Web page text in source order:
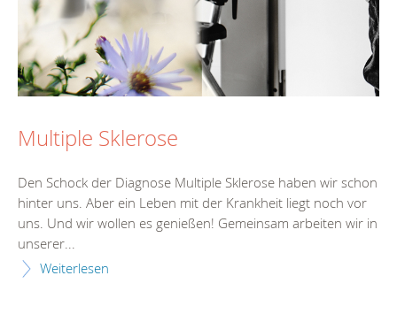
Multiple Sklerose
Den Schock der Diagnose Multiple Sklerose haben wir schon
hinter uns. Aber ein Leben mit der Krankheit liegt noch vor
uns. Und wir wollen es genießen! Gemeinsam arbeiten wir in
unserer...
Weiterlesen